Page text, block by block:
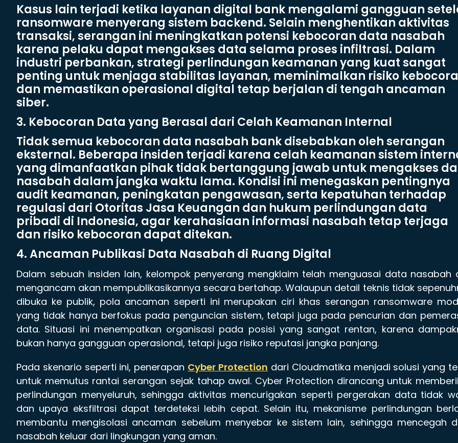
Kasus lain terjadi ketika layanan digital bank mengalami gangguan
ransomware menyerang sistem backend. Selain menghentikan aktivitas
transaksi, serangan ini meningkatkan potensi kebocoran data nasabah
karena pelaku dapat mengakses data selama proses infiltrasi. Dalam
industri perbankan, strategi perlindungan keamanan yang kuat sangat
penting untuk menjaga stabilitas layanan, meminimalkan risiko
dan memastikan operasional digital tetap berjalan di tengah ancaman
siber.
3. Kebocoran Data yang Berasal dari Celah Keamanan Internal
Tidak semua kebocoran data nasabah bank disebabkan oleh serangan
eksternal. Beberapa insiden terjadi karena celah keamanan sistem
yang dimanfaatkan pihak tidak bertanggung jawab untuk mengakses
nasabah dalam jangka waktu lama. Kondisi ini menegaskan pentingnya
audit keamanan, peningkatan pengawasan, serta kepatuhan terhadap
regulasi dari Otoritas Jasa Keuangan dan hukum perlindungan data
pribadi di Indonesia, agar kerahasiaan informasi nasabah tetap terjaga
dan risiko kebocoran dapat ditekan.
4. Ancaman Publikasi Data Nasabah di Ruang Digital
Dalam sebuah insiden lain, kelompok penyerang mengklaim telah menguasai data nasabah
mengancam akan mempublikasikannya secara bertahap. Walaupun detail teknis tidak
dibuka ke publik, pola ancaman seperti ini merupakan ciri khas serangan ransomware
yang tidak hanya berfokus pada penguncian sistem, tetapi juga pada pencurian dan
data. Situasi ini menempatkan organisasi pada posisi yang sangat rentan, karena
bukan hanya gangguan operasional, tetapi juga risiko reputasi jangka panjang.
Pada skenario seperti ini, penerapan Cyber Protection dari Cloudmatika menjadi solusi yang
untuk memutus rantai serangan sejak tahap awal. Cyber Protection dirancang untuk
perlindungan menyeluruh, sehingga aktivitas mencurigakan seperti pergerakan data tidak
dan upaya eksfiltrasi dapat terdeteksi lebih cepat. Selain itu, mekanisme perlindungan
membantu mengisolasi ancaman sebelum menyebar ke sistem lain, sehingga mencegah
nasabah keluar dari lingkungan yang aman.